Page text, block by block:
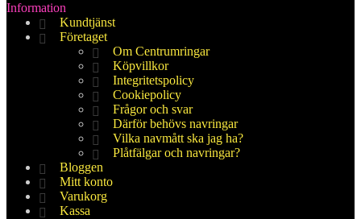
Information
Kundtjänst
Företaget
Om Centrumringar
Köpvillkor
Integritetspolicy
Cookiepolicy
Frågor och svar
Därför behövs navringar
Vilka navmått ska jag ha?
Plåtfälgar och navringar?
Bloggen
Mitt konto
Varukorg
Kassa